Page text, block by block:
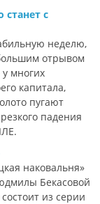
станет с
неделю,
отрывом
многих
капитала,
пугают
падения
наковальня»
Бекасовой
из серии